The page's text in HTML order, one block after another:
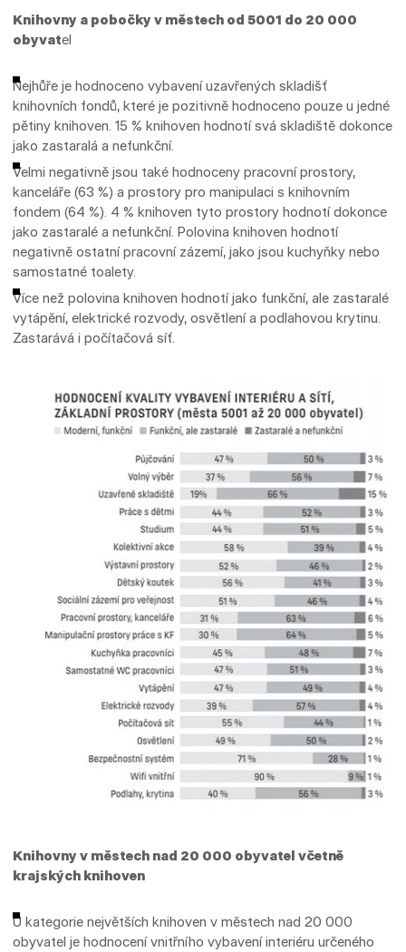
Knihovny a pobočky v městech od 5001 do 20 000
obyvatel
Nejhůře je hodnoceno vybavení uzavřených skladišť
knihovních fondů, které je pozitivně hodnoceno pouze u jedné
pětiny knihoven. 15 % knihoven hodnotí svá skladiště dokonce
jako zastaralá a nefunkční.
Velmi negativně jsou také hodnoceny pracovní prostory,
kanceláře (63 %) a prostory pro manipulaci s knihovním
fondem (64 %). 4 % knihoven tyto prostory hodnotí dokonce
jako zastaralé a nefunkční. Polovina knihoven hodnotí
negativně ostatní pracovní zázemí, jako jsou kuchyňky nebo
samostatné toalety.
Více než polovina knihoven hodnotí jako funkční, ale zastaralé
vytápění, elektrické rozvody, osvětlení a podlahovou krytinu.
Zastarává i počítačová síť.
Knihovny v městech nad 20 000 obyvatel včetně
krajských knihoven
U kategorie největších knihoven v městech nad 20 000
obyvatel je hodnocení vnitřního vybavení interiéru určeného